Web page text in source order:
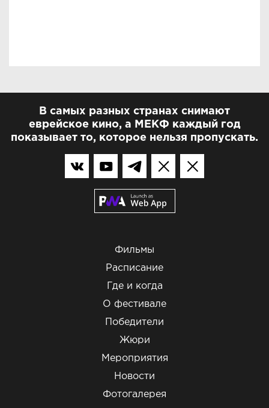
В самых разных странах снимают
еврейское кино, а МЕКФ каждый год
показывает то, которое нельзя пропускать.
Фильмы
Расписание
Где и когда
О фестивале
Победители
Жюри
Мероприятия
Новости
Фотогалерея